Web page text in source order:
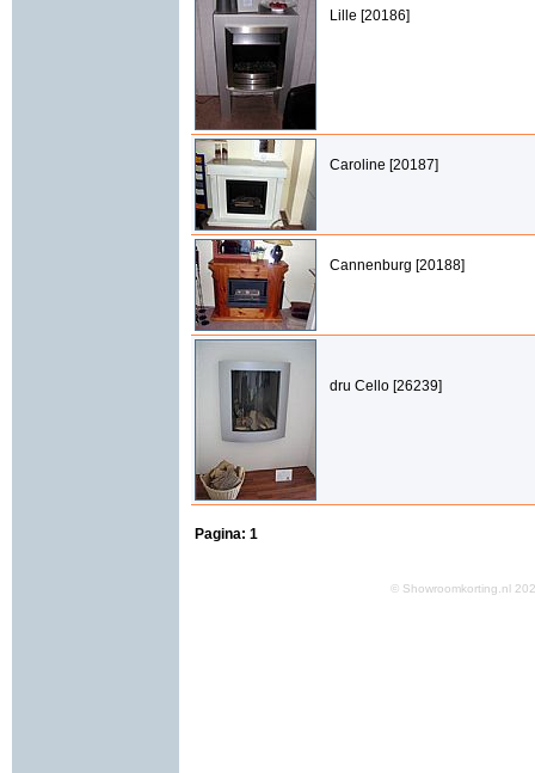
Lille [20186]
Caroline [20187]
Cannenburg [20188]
dru Cello [26239]
Pagina: 1
© Showroomkorting.nl